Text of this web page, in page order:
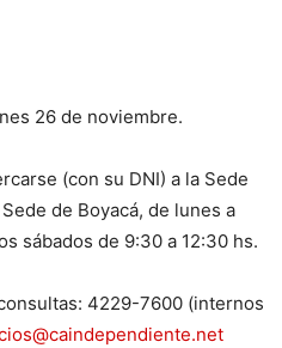
26 de noviembre.
(con su DNI) a la Sede
de Boyacá, de lunes a
sábados de 9:30 a 12:30 hs.
4229-7600 (internos